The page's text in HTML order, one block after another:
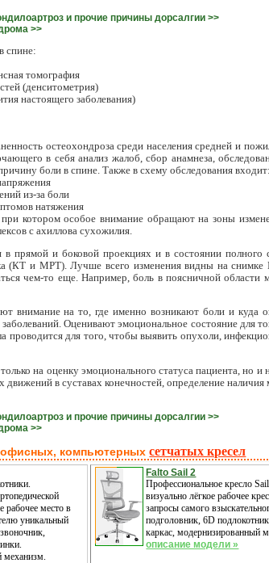
и прочие причины дорсалгии >>
>>
спине:
томография
(денситометрия)
настоящего заболевания)
остеохондроза среди населения средней и
в себя анализ жалоб, сбор анамнеза,
боли в спине. Также в схему обследования входит:
из-за боли
натяжения
при котором особое внимание обращают на зоны
с ахиллова сухожилия.
в прямой и боковой проекциях и в состоянии
(КТ и МРТ). Лучше всего изменения видны на
чем-то еще. Например, боль в поясничной
внимание на то, где именно возникают боли и
Оценивают эмоциональное состояние для
проводится для того, чтобы выявить опухоли,
на оценку эмоционального статуса пациента,
в суставах конечностей, определение
и прочие причины дорсалгии >>
>>
компьютерныхсетчатых кресел
рабочее место в
уникальный
механизм.
Falto Sail 2
Профессиональное кресло
визуально лёгкое рабочее
запросы самого
подголовник, 6D
каркас, модернизированный
описание модели »